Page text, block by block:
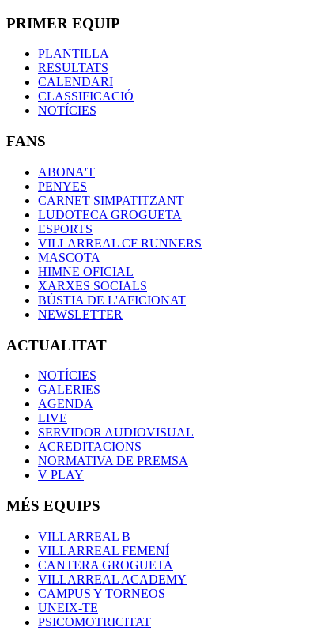
PRIMER EQUIP
PLANTILLA
RESULTATS
CALENDARI
CLASSIFICACIÓ
NOTÍCIES
FANS
ABONA'T
PENYES
CARNET SIMPATITZANT
LUDOTECA GROGUETA
ESPORTS
VILLARREAL CF RUNNERS
MASCOTA
HIMNE OFICIAL
XARXES SOCIALS
BÚSTIA DE L'AFICIONAT
NEWSLETTER
ACTUALITAT
NOTÍCIES
GALERIES
AGENDA
LIVE
SERVIDOR AUDIOVISUAL
ACREDITACIONS
NORMATIVA DE PREMSA
V PLAY
MÉS EQUIPS
VILLARREAL B
VILLARREAL FEMENÍ
CANTERA GROGUETA
VILLARREAL ACADEMY
CAMPUS Y TORNEOS
UNEIX-TE
PSICOMOTRICITAT